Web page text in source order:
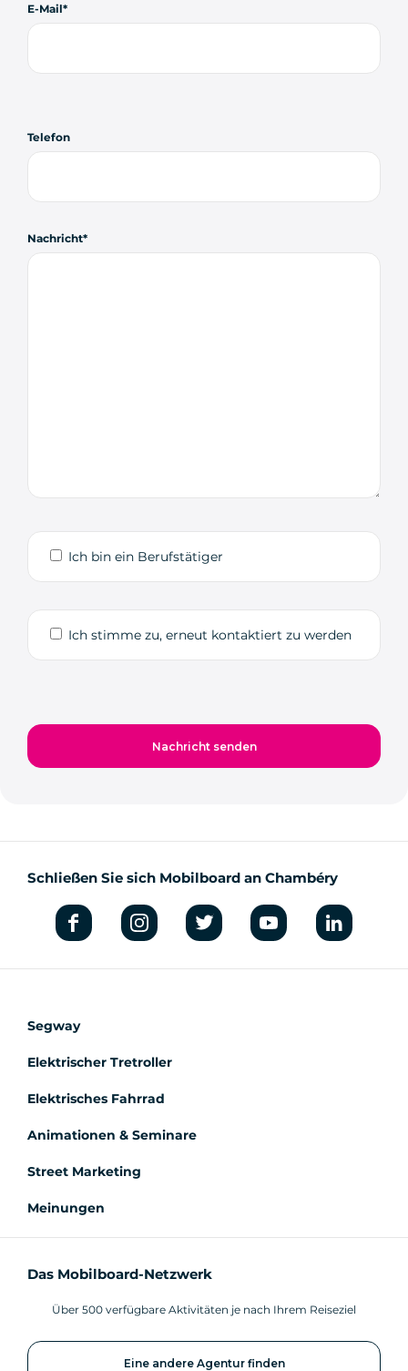
E-Mail
Telefon
Nachricht
Ich bin ein Berufstätiger
Ich stimme zu, erneut kontaktiert zu werden
Schließen Sie sich Mobilboard an Chambéry
Segway
Elektrischer Tretroller
Elektrisches Fahrrad
Animationen & Seminare
Street Marketing
Meinungen
Das Mobilboard-Netzwerk
Über 500 verfügbare Aktivitäten je nach Ihrem Reiseziel
Eine andere Agentur finden